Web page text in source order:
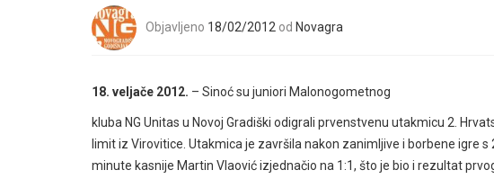
Objavljeno 18/02/2012 od Novagra
18. veljače 2012. – Sinoć su juniori Malonogometnog
kluba NG Unitas u Novoj Gradiški odigrali prvenstvenu utakmicu 2.
limit iz Virovitice. Utakmica je završila nakon zanimljive i borbene igre s
minute kasnije Martin Vlaović izjednačio na 1:1, što je bio i rezultat